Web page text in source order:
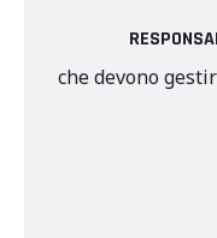
che devono